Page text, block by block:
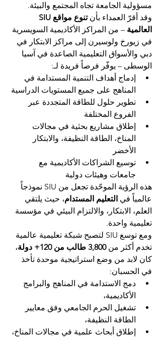
مسؤولية الجامعة تجاه المجتمع والبيئة.
وقد أقرّ العمداء بأن
العالمية – من المراكز الأكاديمية السويسرية
في زيورخ ولوسيرن إلى مراكز الابتكار في
دبي والأسواق التعليمية الصاعدة في آسيا
الوسطى – يوفّر فرصاً فريدة لـ:
إدماج أهداف التنمية المستدامة في
المناهج على جميع المستويات الدراسية
تطوير حلول للطاقة المتجددة عبر
الفروع المختلفة
إطلاق مشاريع بحثية في مجالات
المناخ، الطاقة النظيفة، والابتكار
الأخضر
توسيع الشراكات الأكاديمية مع
جامعات وهيئات دولية
هذه الرؤية الموحّدة تجعل من SIU نموذجاً
عالمياً في التعليم المستدام، حيث يلتقي
العلم، الابتكار، والالتزام البيئي في مؤسسة
تعليمية واحدة.
ومع توسع SIU لتصبح شبكة تعليمية عالمية
تخدم أكثر من 3,800 طالب من 120+ دولة
،
كان لابد من وضع استراتيجية موحدة تأخذ
في الحسبان:
دمج الاستدامة في المناهج والبرامج
الأكاديمية،
تشغيل الحرم الجامعي وفق معايير
الطاقة النظيفة،
إطلاق أبحاث علمية في مجالات المناخ،